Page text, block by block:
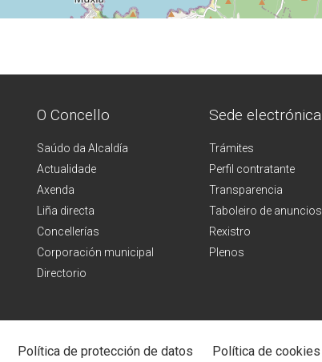
O Concello
Saúdo da Alcaldía
Actualidade
Axenda
Liña directa
Concellerías
Corporación municipal
Directorio
Sede electrónica
Trámites
Perfil contratante
Transparencia
Taboleiro de anuncios
Rexistro
Plenos
Política de protección de datos Política de cookies